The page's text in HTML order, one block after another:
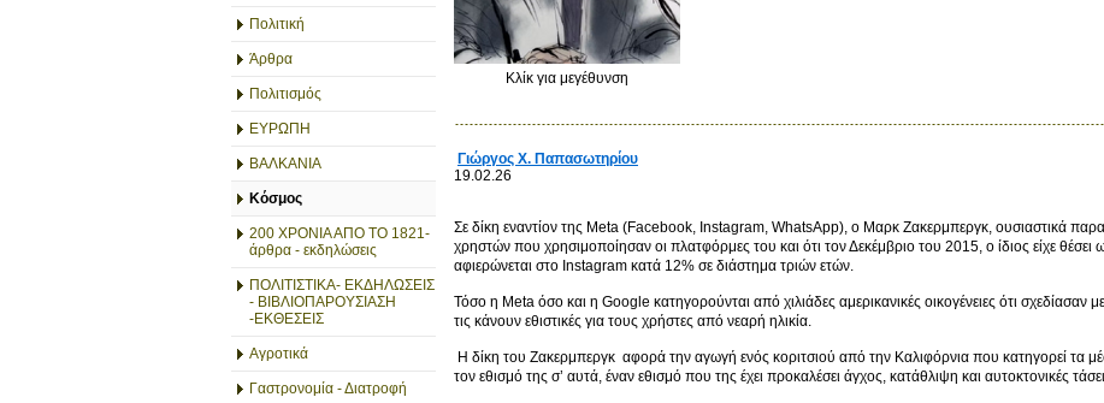
Πολιτική
Άρθρα
Πολιτισμός
ΕΥΡΩΠΗ
ΒΑΛΚΑΝΙΑ
Κόσμος
200 ΧΡΟΝΙΑ ΑΠΟ ΤΟ 1821-
άρθρα - εκδηλώσεις
ΠΟΛΙΤΙΣΤΙΚΑ- ΕΚΔΗΛΩΣΕΙΣ
- ΒΙΒΛΙΟΠΑΡΟΥΣΙΑΣΗ
-ΕΚΘΕΣΕΙΣ
Αγροτικά
Γαστρονομία - Διατροφή
Κλίκ για μεγέθυνση
Γιώργος X. Παπασωτηρίου
19.02.26
Σε δίκη εναντίον της Meta (Facebook, Instagram, WhatsApp), o Μαρκ Ζακερμπεργκ, ουσιαστικά
χρηστών που χρησιμοποίησαν οι πλατφόρμες του και ότι τον Δεκέμβριο του 2015, ο ίδιος είχε
αφιερώνεται στο Instagram κατά 12% σε διάστημα τριών ετών.
Τόσο η Meta όσο και η Google κατηγορούνται από χιλιάδες αμερικανικές οικογένειες ότι σχεδίασαν
τις κάνουν εθιστικές για τους χρήστες από νεαρή ηλικία.
Η δίκη του Ζακερμπεργκ αφορά την αγωγή ενός κοριτσιού από την Καλιφόρνια που κατηγορεί τα
τον εθισμό της σ’ αυτά, έναν εθισμό που της έχει προκαλέσει άγχος, κατάθλιψη και αυτοκτονικές